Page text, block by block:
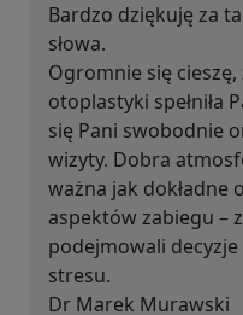
Bardzo dziękuję za
słowa.
Ogromnie się
otoplastyki spełniła
się Pani swobodnie
wizyty. Dobra
ważna jak dokładne
aspektów zabiegu –
podejmowali
stresu.
Dr Marek Murawski